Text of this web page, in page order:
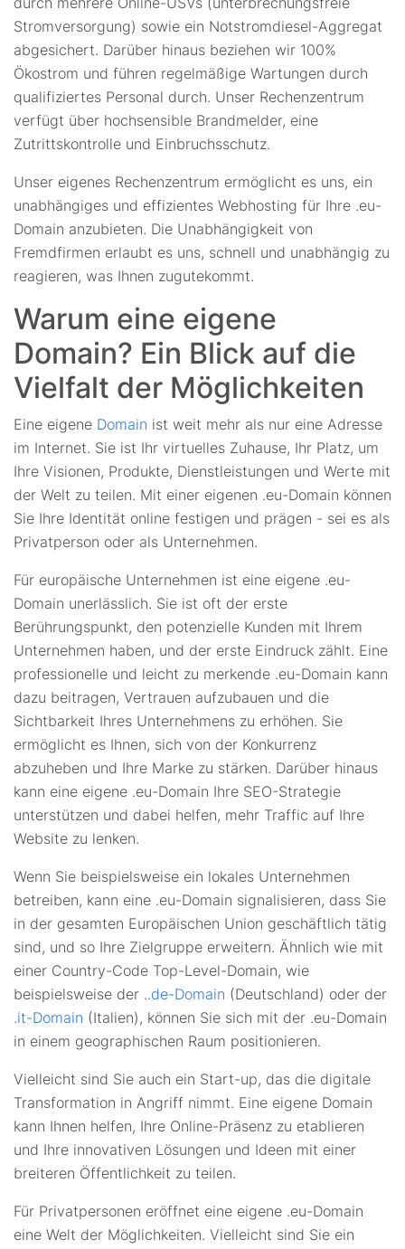
Stromversorgung) sowie ein Notstromdiesel-Aggregat
abgesichert. Darüber hinaus beziehen wir 100%
Ökostrom und führen regelmäßige Wartungen durch
qualifiziertes Personal durch. Unser Rechenzentrum
verfügt über hochsensible Brandmelder, eine
Zutrittskontrolle und Einbruchsschutz.
Unser eigenes Rechenzentrum ermöglicht es uns, ein
unabhängiges und effizientes Webhosting für Ihre .eu-
Domain anzubieten. Die Unabhängigkeit von
Fremdfirmen erlaubt es uns, schnell und unabhängig zu
reagieren, was Ihnen zugutekommt.
Warum eine eigene
Domain? Ein Blick auf die
Vielfalt der Möglichkeiten
Eine eigene Domain ist weit mehr als nur eine Adresse
im Internet. Sie ist Ihr virtuelles Zuhause, Ihr Platz, um
Ihre Visionen, Produkte, Dienstleistungen und Werte mit
der Welt zu teilen. Mit einer eigenen .eu-Domain können
Sie Ihre Identität online festigen und prägen - sei es als
Privatperson oder als Unternehmen.
Für europäische Unternehmen ist eine eigene .eu-
Domain unerlässlich. Sie ist oft der erste
Berührungspunkt, den potenzielle Kunden mit Ihrem
Unternehmen haben, und der erste Eindruck zählt. Eine
professionelle und leicht zu merkende .eu-Domain kann
dazu beitragen, Vertrauen aufzubauen und die
Sichtbarkeit Ihres Unternehmens zu erhöhen. Sie
ermöglicht es Ihnen, sich von der Konkurrenz
abzuheben und Ihre Marke zu stärken. Darüber hinaus
kann eine eigene .eu-Domain Ihre SEO-Strategie
unterstützen und dabei helfen, mehr Traffic auf Ihre
Website zu lenken.
Wenn Sie beispielsweise ein lokales Unternehmen
betreiben, kann eine .eu-Domain signalisieren, dass Sie
in der gesamten Europäischen Union geschäftlich tätig
sind, und so Ihre Zielgruppe erweitern. Ähnlich wie mit
einer Country-Code Top-Level-Domain, wie
beispielsweise der ..de-Domain (Deutschland) oder der
.it-Domain (Italien), können Sie sich mit der .eu-Domain
in einem geographischen Raum positionieren.
Vielleicht sind Sie auch ein Start-up, das die digitale
Transformation in Angriff nimmt. Eine eigene Domain
kann Ihnen helfen, Ihre Online-Präsenz zu etablieren
und Ihre innovativen Lösungen und Ideen mit einer
breiteren Öffentlichkeit zu teilen.
Für Privatpersonen eröffnet eine eigene .eu-Domain
eine Welt der Möglichkeiten. Vielleicht sind Sie ein